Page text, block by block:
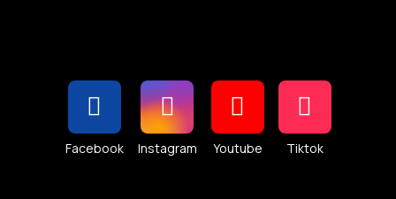
Facebook Instagram Youtube Tiktok